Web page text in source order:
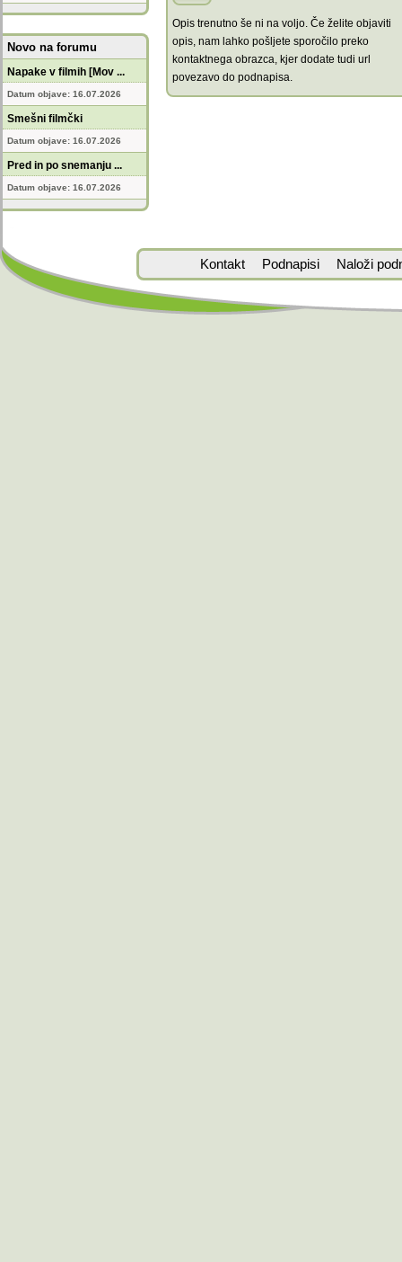
Novo na forumu
Napake v filmih [Mov ...
Datum objave: 16.07.2026
Smešni filmčki
Datum objave: 16.07.2026
Pred in po snemanju ...
Datum objave: 16.07.2026
Opis trenutno še ni na voljo. Če želite objaviti
opis, nam lahko pošljete sporočilo preko
kontaktnega obrazca, kjer dodate tudi url
povezavo do podnapisa.
Kontakt Podnapisi Naloži